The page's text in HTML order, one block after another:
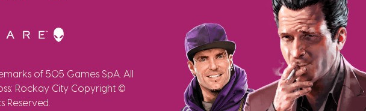
of 505 Games SpA. All
Rockay City Copyright ©
Reserved.